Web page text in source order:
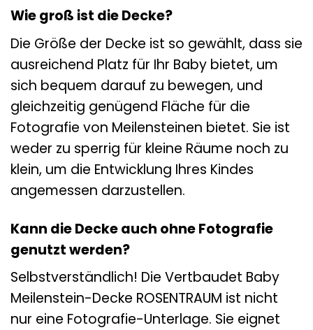
Wie groß ist die Decke?
Die Größe der Decke ist so gewählt, dass sie
ausreichend Platz für Ihr Baby bietet, um
sich bequem darauf zu bewegen, und
gleichzeitig genügend Fläche für die
Fotografie von Meilensteinen bietet. Sie ist
weder zu sperrig für kleine Räume noch zu
klein, um die Entwicklung Ihres Kindes
angemessen darzustellen.
Kann die Decke auch ohne Fotografie
genutzt werden?
Selbstverständlich! Die Vertbaudet Baby
Meilenstein-Decke ROSENTRAUM ist nicht
nur eine Fotografie-Unterlage. Sie eignet